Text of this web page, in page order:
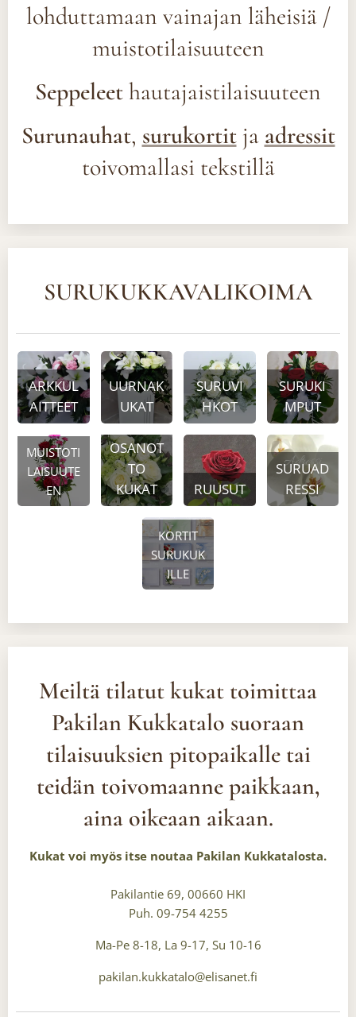
lohduttamaan vainajan läheisiä /
muistotilaisuuteen
Seppeleethautajaistilaisuuteen
Surunauhat, surukortitja adressit
toivomallasi tekstillä
SURUKUKKAVALIKOIMA
ARKKUL
AITTEET
UURNAK
UKAT
SURUVI
HKOT
SURUKI
MPUT
MUISTOTI
LAISUUTE
EN
OSANOT
TO
KUKAT
RUUSUT
SURUAD
RESSI
KORTIT
SURUKUK
ILLE
Meiltä tilatut kukat toimittaa
Pakilan Kukkatalo suoraan
tilaisuuksien pitopaikalle tai
teidän toivomaanne paikkaan,
aina oikeaan aikaan.
Kukat voi myös itse noutaa Pakilan Kukkatalosta.
Pakilantie 69, 00660 HKI
Puh. 09-754 4255
Ma-Pe 8-18, La 9-17, Su 10-16
pakilan.kukkatalo@elisanet.fi